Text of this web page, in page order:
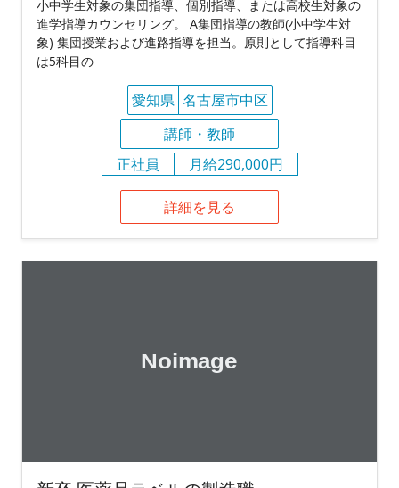
小中学生対象の集団指導、個別指導、または高校生対象の
進学指導カウンセリング。 A集団指導の教師(小中学生対
象) 集団授業および進路指導を担当。原則として指導科目
は5科目の
愛知県 名古屋市中区
講師・教師
正社員
月給290,000円
詳細を見る